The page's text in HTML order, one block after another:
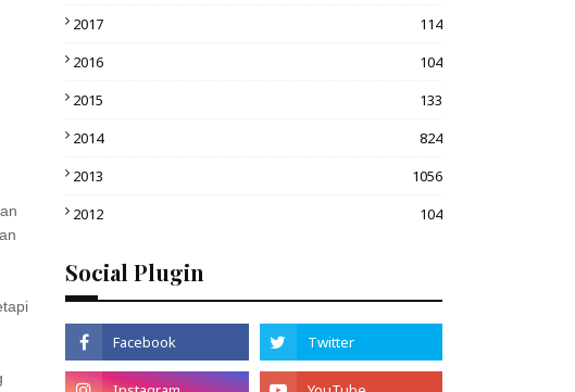
2017
114
2016
104
2015
133
2014
824
2013
1056
2012
104
Social Plugin